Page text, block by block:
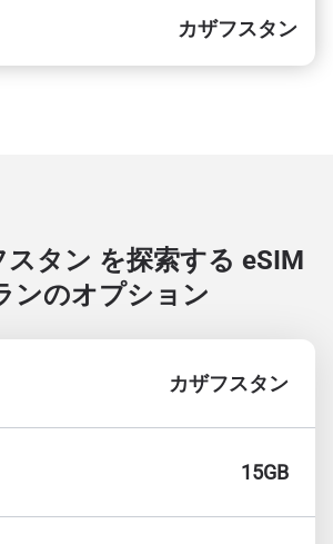
カザフスタン
タン を探索する eSIM
ンのオプション
カザフスタン
15GB